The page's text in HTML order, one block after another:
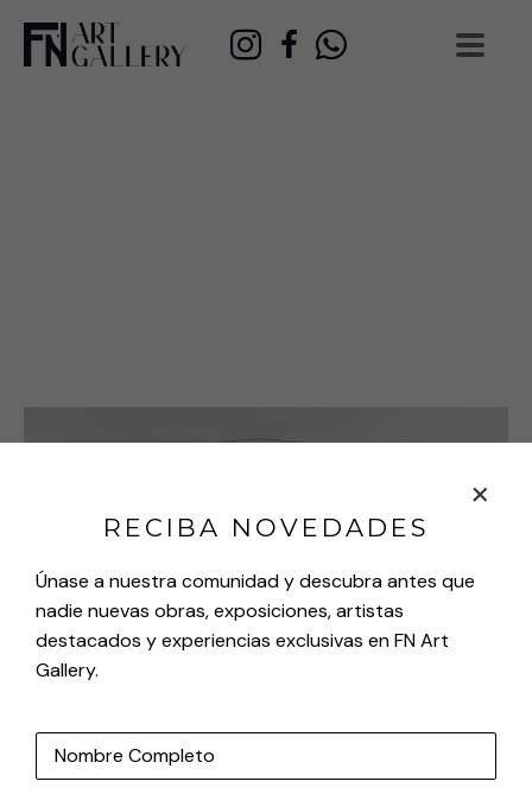
RECIBA NOVEDADES
Únase a nuestra comunidad y descubra antes que
nadie nuevas obras, exposiciones, artistas
destacados y experiencias exclusivas en FN Art
Gallery.
Nombre Completo